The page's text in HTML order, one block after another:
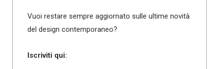
Vuoi restare sempre aggiornato sulle ultime novità
del design contemporaneo?
Iscriviti qui: